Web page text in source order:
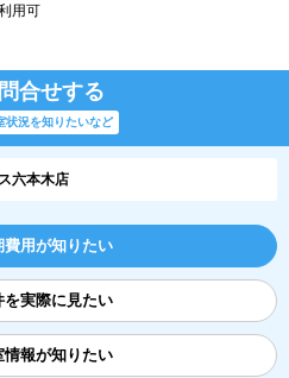
用可
合せする
状況を知りたいなど
六本木店
費用が知りたい
を実際に見たい
情報が知りたい